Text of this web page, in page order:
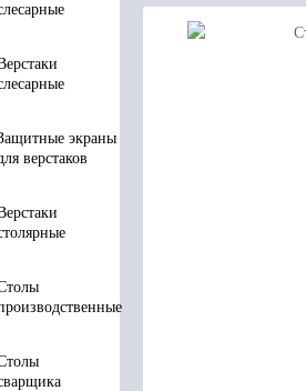
экраны
верстаков